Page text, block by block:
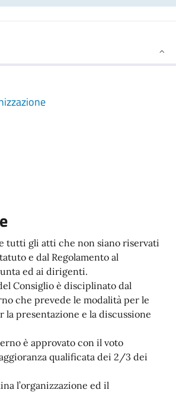
tutti gli atti che non siano riservati
e dal Regolamento al
ed ai dirigenti.
Consiglio è disciplinato dal
che prevede le modalità per le
la presentazione e la discussione
è approvato con il voto
qualificata dei 2/3 dei
l’organizzazione ed il